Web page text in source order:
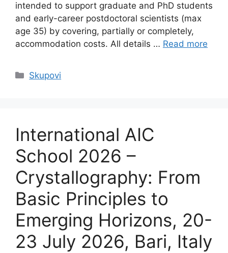
intended to support graduate and PhD students
and early-career postdoctoral scientists (max
age 35) by covering, partially or completely,
accommodation costs. All details … Read more
Categories
Skupovi
International AIC
School 2026 –
Crystallography: From
Basic Principles to
Emerging Horizons, 20-
23 July 2026, Bari, Italy